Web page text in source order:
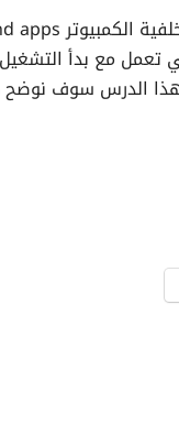
الدرس سوف نوضح